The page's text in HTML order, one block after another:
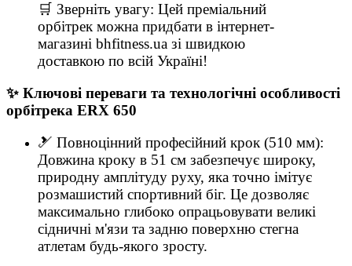
🛒 Зверніть увагу: Цей преміальний
орбітрек можна придбати в інтернет-
магазині bhfitness.ua зі швидкою
доставкою по всій Україні!
✨ Ключові переваги та технологічні особливості
орбітрека ERX 650
🎿 Повноцінний професійний крок (510 мм):
Довжина кроку в 51 см забезпечує широку,
природну амплітуду руху, яка точно імітує
розмашистий спортивний біг. Це дозволяє
максимально глибоко опрацьовувати великі
сідничні м'язи та задню поверхню стегна
атлетам будь-якого зросту.